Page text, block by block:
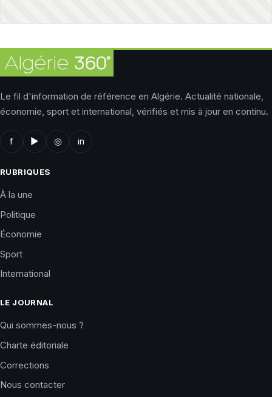
Le fil d'information de référence en Algérie. Actualité nationale,
économie, sport et international, vérifiés et mis à jour en continu.
f ▶ ◎ in
RUBRIQUES
À la une
Politique
Économie
Sport
International
LE JOURNAL
Qui sommes-nous ?
Charte éditoriale
Corrections
Nous contacter